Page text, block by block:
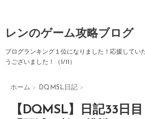
レンのゲーム攻略ブログ
ブログランキング１位になりました！応援してい
うございました！（1/11）
ホーム > DQMSL日記 >
【DQMSL】日記33日